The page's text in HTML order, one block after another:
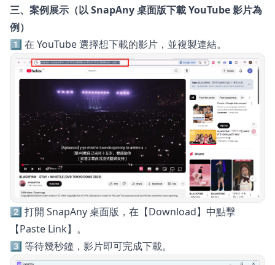
三、案例展示（以 SnapAny 桌面版下載 YouTube 影片為
例）
1️⃣ 在 YouTube 選擇想下載的影片，並複製連結。
2️⃣ 打開 SnapAny 桌面版，在【Download】中點擊
【Paste Link】。
3️⃣ 等待幾秒鐘，影片即可完成下載。